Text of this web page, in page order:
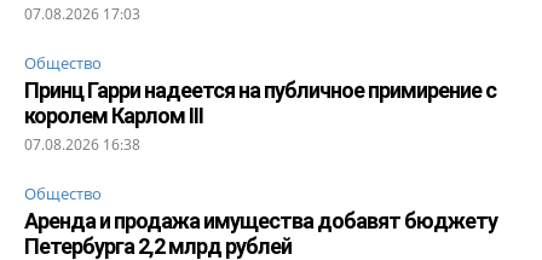
07.08.2026 17:03
Общество
Принц Гарри надеется на публичное примирение с
королем Карлом III
07.08.2026 16:38
Общество
Аренда и продажа имущества добавят бюджету
Петербурга 2,2 млрд рублей